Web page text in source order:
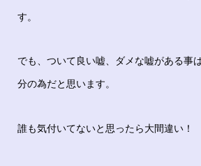
す。
でも、ついて良い嘘、ダメな嘘がある事
分の為だと思います。
誰も気付いてないと思ったら大間違い！